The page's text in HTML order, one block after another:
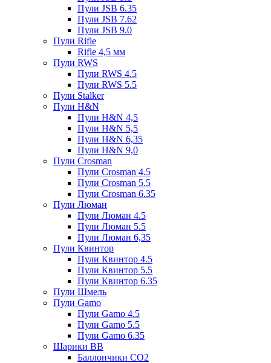
Пули JSB 6.35
Пули JSB 7.62
Пули JSB 9.0
Пули Rifle
Rifle 4,5 мм
Пули RWS
Пули RWS 4.5
Пули RWS 5.5
Пули Stalker
Пули H&N
Пули H&N 4,5
Пули H&N 5,5
Пули H&N 6,35
Пули H&N 9,0
Пули Crosman
Пули Crosman 4.5
Пули Crosman 5.5
Пули Crosman 6.35
Пули Люман
Пули Люман 4.5
Пули Люман 5.5
Пули Люман 6,35
Пули Квинтор
Пули Квинтор 4.5
Пули Квинтор 5.5
Пули Квинтор 6.35
Пули Шмель
Пули Gamo
Пули Gamo 4.5
Пули Gamo 5.5
Пули Gamo 6.35
Шарики BB
Баллончики CO2